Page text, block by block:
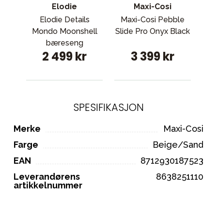
Elodie
Elodie Details
Mondo Moonshell
bæreseng
2 499 kr
Maxi-Cosi
Maxi-Cosi Pebble
Slide Pro Onyx Black
3 399 kr
SPESIFIKASJON
Merke
Maxi-Cosi
Farge
Beige/Sand
EAN
8712930187523
Leverandørens
artikkelnummer
8638251110